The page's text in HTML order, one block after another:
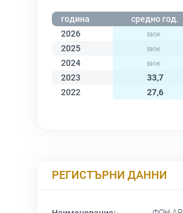
година средно год.
2026
2025
2024
2023
33,7
2022
27,6
РЕГИСТЪРНИ ДАННИ